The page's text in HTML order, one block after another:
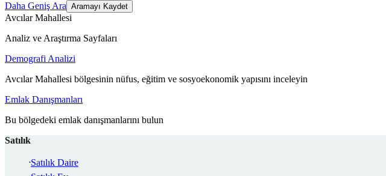
Daha Geniş Ara Aramayı Kaydet
Avcılar Mahallesi
Analiz ve Araştırma Sayfaları
Demografi Analizi
Avcılar Mahallesi bölgesinin nüfus, eğitim ve sosyoekonomik yapısını inceleyin
Emlak Danışmanları
Bu bölgedeki emlak danışmanlarını bulun
Satılık
Satılık Daire